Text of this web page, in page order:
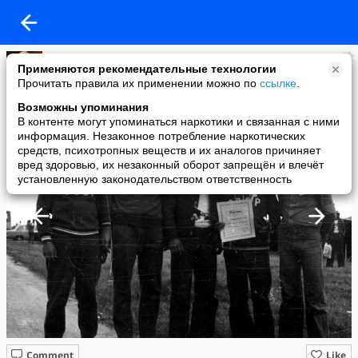
Применяются рекомендательные технологии
Прочитать правила их применении можно по ссылке
Возможны упоминания
В контенте могут упоминаться наркотики и связанная с ними
информация. Незаконное потребление наркотических
средств, психотропных веществ и их аналогов причиняет
вред здоровью, их незаконный оборот запрещён и влечёт
установленную законодательством ответственность
Владимир
added a photo
03 Jul в 11:10